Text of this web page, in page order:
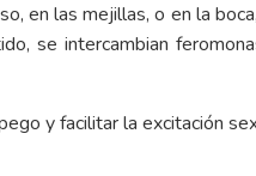
en las mejillas, o en la
se intercambian
y facilitar la excitación